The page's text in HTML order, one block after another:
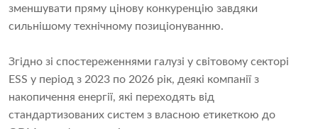
зменшувати пряму цінову конкуренцію завдяки
сильнішому технічному позиціонуванню.
Згідно зі спостереженнями галузі у світовому секторі
ESS у період з 2023 по 2026 рік, деякі компанії з
накопичення енергії, які переходять від
стандартизованих систем з власною етикеткою до